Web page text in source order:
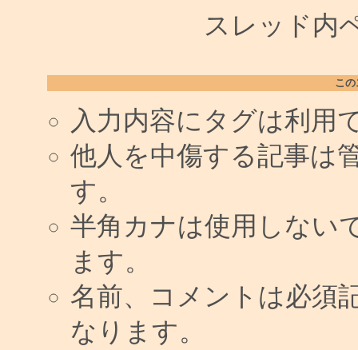
スレッド内
こ
入力内容にタグは利用
他人を中傷する記事は
す。
半角カナは使用しない
ます。
名前、コメントは必須
なります。